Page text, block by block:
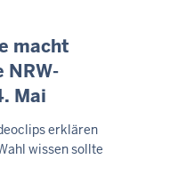
macht
NRW-
Mai
erklären
wissen sollte